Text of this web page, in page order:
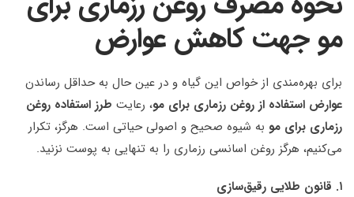
مو جهت کاهش عوارض
برای بهره‌مندی از خواص این گیاه و در عین حال به حداقل رساندن
عوارض استفاده از روغن رزماری برای مو، رعایت طرز استفاده روغن
رزماری برای مو به شیوه صحیح و اصولی حیاتی است. هرگز، تکرار
می‌کنیم، هرگز روغن اسانسی رزماری را به تنهایی به پوست نزنید.
۱. قانون طلایی رقیق‌سازی